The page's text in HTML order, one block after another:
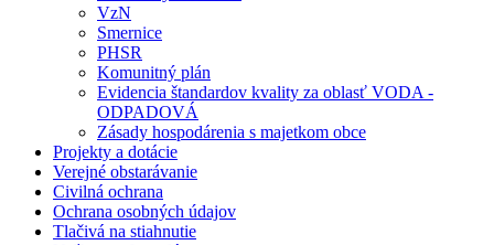
VzN
Smernice
PHSR
Komunitný plán
Evidencia štandardov kvality za oblasť VODA -
ODPADOVÁ
Zásady hospodárenia s majetkom obce
Projekty a dotácie
Verejné obstarávanie
Civilná ochrana
Ochrana osobných údajov
Tlačivá na stiahnutie